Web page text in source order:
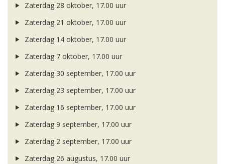
Zaterdag 28 oktober, 17.00 uur
Zaterdag 21 oktober, 17.00 uur
Zaterdag 14 oktober, 17.00 uur
Zaterdag 7 oktober, 17.00 uur
Zaterdag 30 september, 17.00 uur
Zaterdag 23 september, 17.00 uur
Zaterdag 16 september, 17.00 uur
Zaterdag 9 september, 17.00 uur
Zaterdag 2 september, 17.00 uur
Zaterdag 26 augustus, 17.00 uur